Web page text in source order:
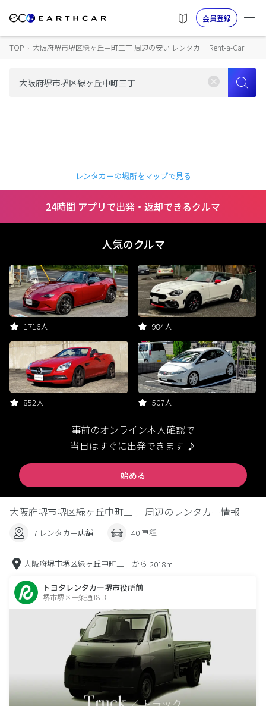
会員登録
TOP › 大阪府堺市堺区緑ヶ丘中町三丁 周辺の安い レンタカー Rent-a-Car
レンタカーの場所をマップで見る
24時間 アプリで出発・返却できるクルマ
人気のクルマ
1716人 984人
852人 507人
事前のオンライン本人確認で
当日はすぐに出発できます ♪
始める
大阪府堺市堺区緑ヶ丘中町三丁 周辺のレンタカー情報
7 レンタカー店舗 40 車種
大阪府堺市堺区緑ヶ丘中町三丁から 2018m
トヨタレンタカー堺市役所前
堺市堺区一条通18-3